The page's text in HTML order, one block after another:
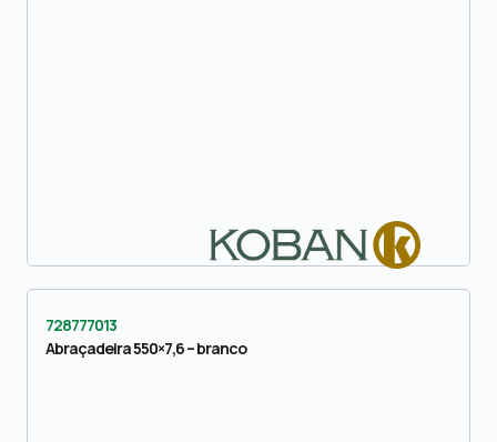
728777013
Abraçadeira 550×7,6 – branco